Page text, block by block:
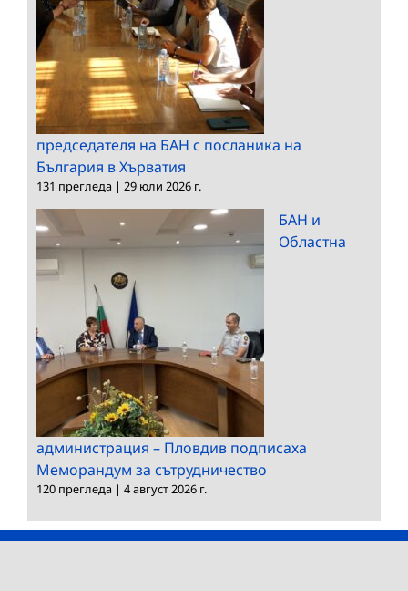
председателя на БАН с посланика на
България в Хърватия
131 прегледа | 29 юли 2026 г.
БАН и
Областна
администрация – Пловдив подписаха
Меморандум за сътрудничество
120 прегледа | 4 август 2026 г.